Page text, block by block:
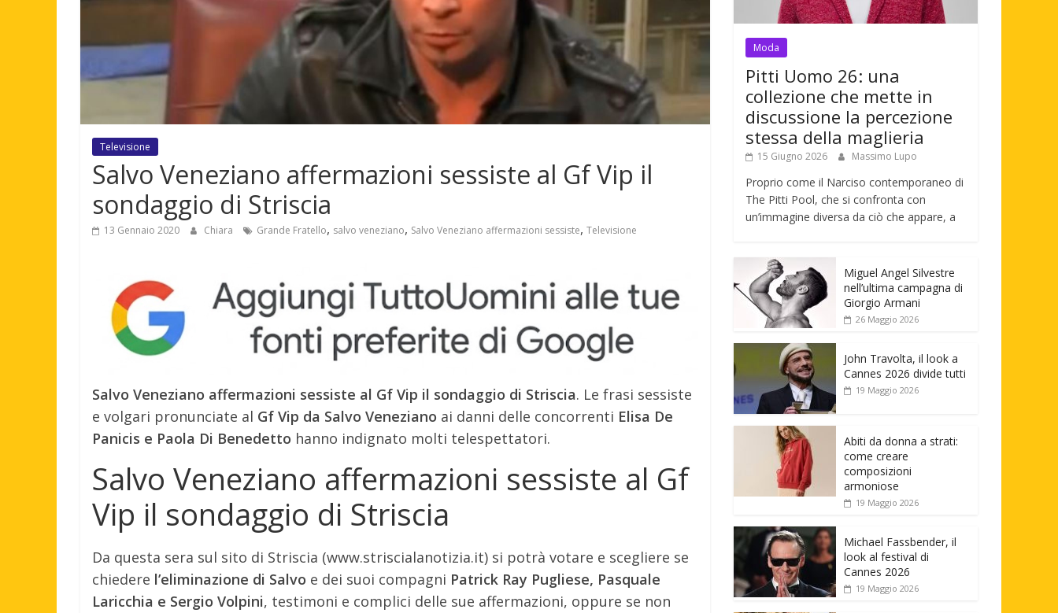
Televisione
Salvo Veneziano affermazioni sessiste al Gf Vip il
sondaggio di Striscia
13 Gennaio 2020 Chiara Grande Fratello, salvo veneziano, Salvo Veneziano affermazioni sessiste, Televisione
Salvo Veneziano affermazioni sessiste al Gf Vip il sondaggio di Striscia. Le frasi sessiste
e volgari pronunciate al Gf Vip da Salvo Veneziano ai danni delle concorrenti Elisa De
Panicis e Paola Di Benedetto hanno indignato molti telespettatori.
Salvo Veneziano affermazioni sessiste al Gf
Vip il sondaggio di Striscia
Da questa sera sul sito di Striscia (www.striscialanotizia.it) si potrà votare e scegliere se
chiedere l’eliminazione di Salvo e dei suoi compagni Patrick Ray Pugliese, Pasquale
Laricchia e Sergio Volpini, testimoni e complici delle sue affermazioni, oppure se non
Moda
Pitti Uomo 26: una
collezione che mette in
discussione la percezione
stessa della maglieria
15 Giugno 2026 Massimo Lupo
Proprio come il Narciso contemporaneo di
The Pitti Pool, che si confronta con
un’immagine diversa da ciò che appare, a
Miguel Angel Silvestre
nell’ultima campagna di
Giorgio Armani
26 Maggio 2026
John Travolta, il look a
Cannes 2026 divide tutti
19 Maggio 2026
Abiti da donna a strati:
come creare
composizioni
armoniose
19 Maggio 2026
Michael Fassbender, il
look al festival di
Cannes 2026
19 Maggio 2026